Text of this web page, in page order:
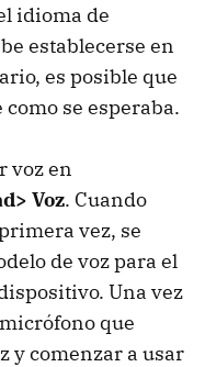
idioma de
establecerse en
es posible que
se esperaba.
voz en
Voz. Cuando
vez, se
de voz para el
Una vez
que
y comenzar a usar